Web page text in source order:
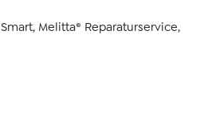
Melitta® Reparaturservice,